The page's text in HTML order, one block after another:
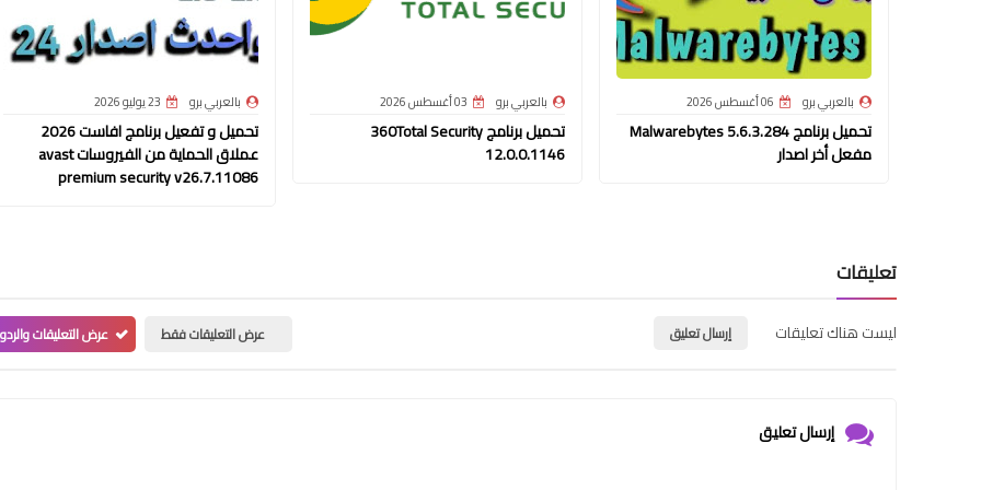
بالعربي برو 06 أغسطس 2026
تحميل برنامج Malwarebytes 5.6.3.284
مفعل أخر اصدار
بالعربي برو 03 أغسطس 2026
تحميل برنامج 360Total Security
12.0.0.1146
بالعربي برو 23 يوليو 2026
تحميل و تفعيل برنامج افاست 2026
عملاق الحماية من الفيروسات avast
premium security v26.7.11086
تعليقات
ليست هناك تعليقات إرسال تعليق عرض التعليقات فقط عرض التعليقات
إرسال تعليق